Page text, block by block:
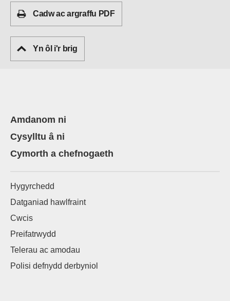
Cadw ac argraffu PDF
Yn ôl i'r brig
Amdanom ni
Cysylltu â ni
Cymorth a chefnogaeth
Hygyrchedd
Datganiad hawlfraint
Cwcis
Preifatrwydd
Telerau ac amodau
Polisi defnydd derbyniol